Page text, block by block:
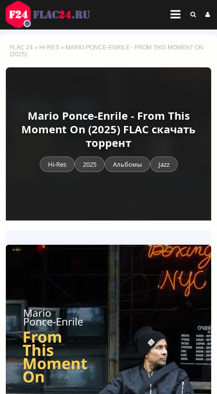
FLAC 24 » HI-RES » MARIO PONCE-ENRILE - FROM THIS MOMENT ON
(2025)
Mario Ponce-Enrile - From This
Moment On (2025) FLAC скачать
торрент
Hi-Res 2025 Альбомы Jazz